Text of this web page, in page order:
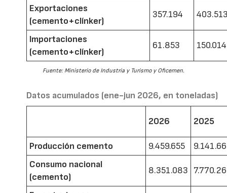
Exportaciones
(cemento+clínker)
357.194
Importaciones
(cemento+clínker)
61.853 150.014
Fuente: Ministerio de Industria y Turismo y Oficemen.
Datos acumulados (ene-jun 2026, en toneladas)
2026 2025
Producción cemento 9.459.655
Consumo nacional
(cemento)
8.351.083